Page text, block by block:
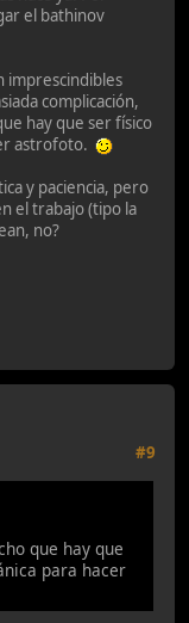
el bathinov
imprescindibles
complicación,
hay que ser físico
astrofoto.
y paciencia, pero
el trabajo (tipo la
no?
#9
que hay que
para hacer